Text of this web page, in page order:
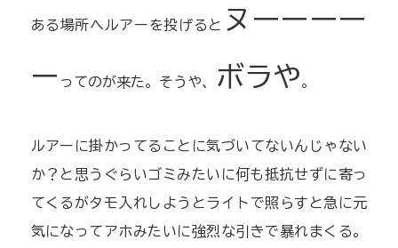
ある場所へルアーを投げると ヌーーーー
ー ってのが来た。そうや、 ボラや。
ルアーに掛かってることに気づいてないんじゃない
か？と思うぐらいゴミみたいに何も抵抗せずに寄っ
てくるがタモ入れしようとライトで照らすと急に元
気になってアホみたいに強烈な引きで暴れまくる。